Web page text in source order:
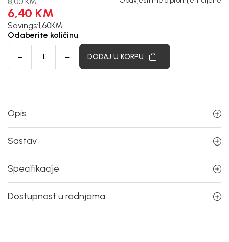
6,40 KM
Savings:1,60KM
Odaberite količinu
DODAJ U KORPU
Opis
Sastav
Specifikacije
Dostupnost u radnjama